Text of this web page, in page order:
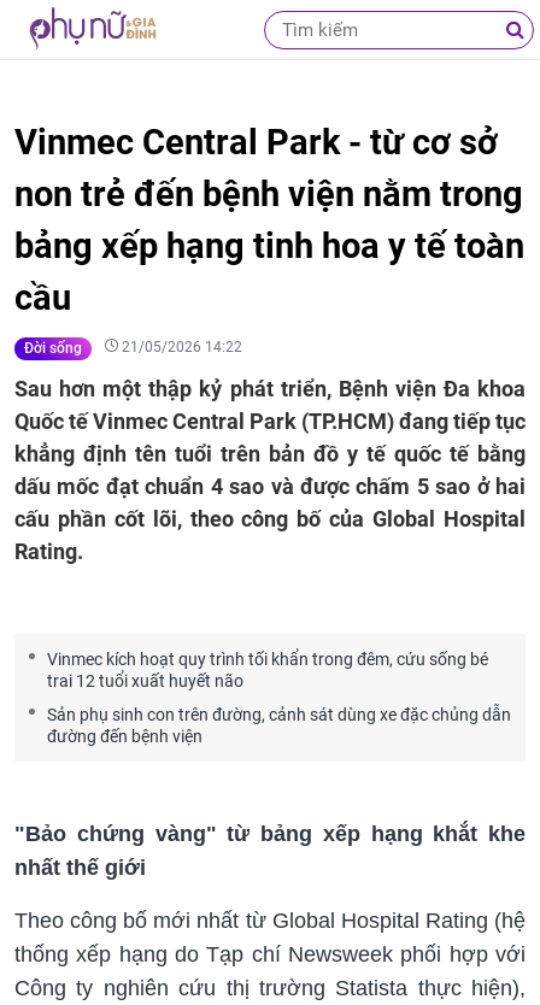
Vinmec Central Park - từ cơ sở
non trẻ đến bệnh viện nằm trong
bảng xếp hạng tinh hoa y tế toàn
cầu
Đời sống 21/05/2026 14:22
Sau hơn một thập kỷ phát triển, Bệnh viện Đa khoa
Quốc tế Vinmec Central Park (TP.HCM) đang tiếp tục
khẳng định tên tuổi trên bản đồ y tế quốc tế bằng
dấu mốc đạt chuẩn 4 sao và được chấm 5 sao ở hai
cấu phần cốt lõi, theo công bố của Global Hospital
Rating.
Vinmec kích hoạt quy trình tối khẩn trong đêm, cứu sống bé
trai 12 tuổi xuất huyết não
Sản phụ sinh con trên đường, cảnh sát dùng xe đặc chủng dẫn
đường đến bệnh viện
"Bảo chứng vàng" từ bảng xếp hạng khắt khe
nhất thế giới
Theo công bố mới nhất từ Global Hospital Rating (hệ
thống xếp hạng do Tạp chí Newsweek phối hợp với
Công ty nghiên cứu thị trường Statista thực hiện),